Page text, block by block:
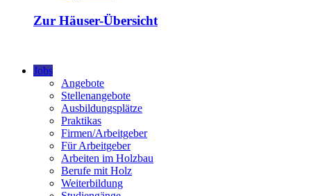
Zur Häuser-Übersicht
Jobs
Angebote
Stellenangebote
Ausbildungsplätze
Praktikas
Firmen/Arbeitgeber
Für Arbeitgeber
Arbeiten im Holzbau
Berufe mit Holz
Weiterbildung